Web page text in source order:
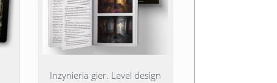
Inżynieria gier. Level design